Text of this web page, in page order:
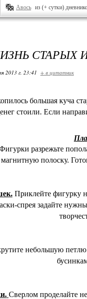
Авось из (+ сутки)
СТАРЫХ
2013 г. 23:41 + в цитатник
большая куча
стоили. Если
разрежьте
магнитную полоску.
Приклейте фигурку
спрея задайте
небольшую
Сверлом проделайте